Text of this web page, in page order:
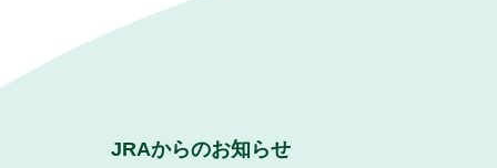
JRAからのお知らせ